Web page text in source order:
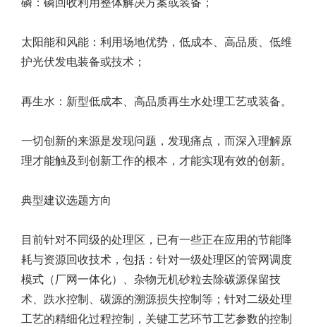
太阳能和风能：利用场地优势，低成本、高品质、低维
护光伏发电装备或技术；
再生水：新型低成本、高品质再生水处理工艺或装备。
一切创新的来源是发现问题，发现痛点，而深入理解原
理才能触及到创新工作的根本，才能实现有效的创新。
典型建议选题方向
目前针对不同级的处理区，已有一些正在应用的节能降
耗与资源回收技术，包括：针对一级处理区的管网调度
模式（厂网一体化）、杂物无机砂粒去除碳源保留技
术、跌水控制、碳源的溯源损失控制等；针对二级处理
工艺的精细化过程控制，关键工艺环节工艺参数的控制